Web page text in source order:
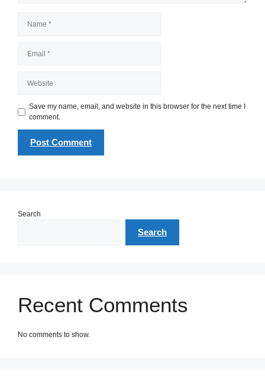
Save my name, email, and website in this browser for the next time I
comment.
Search
Search
Recent Comments
No comments to show.